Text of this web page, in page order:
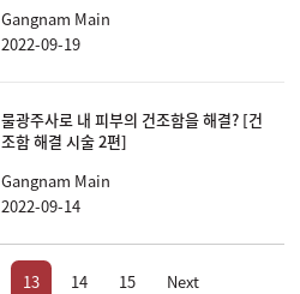
Gangnam Main
2022-09-19
물광주사로 내 피부의 건조함을 해결? [건
조함 해결 시술 2편]
Gangnam Main
2022-09-14
13 14 15 Next